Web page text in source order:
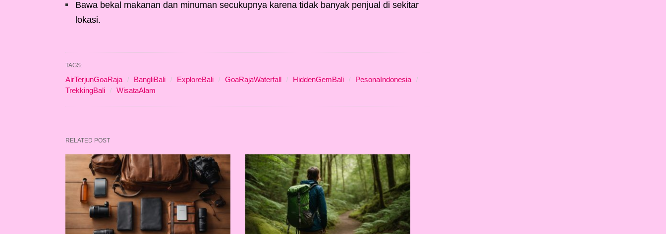
Bawa bekal makanan dan minuman secukupnya karena tidak banyak penjual di sekitar
lokasi.
TAGS:
AirTerjunGoaRaja BangliBali ExploreBali GoaRajaWaterfall HiddenGemBali
PesonaIndonesia
TrekkingBali
WisataAlam
RELATED POST